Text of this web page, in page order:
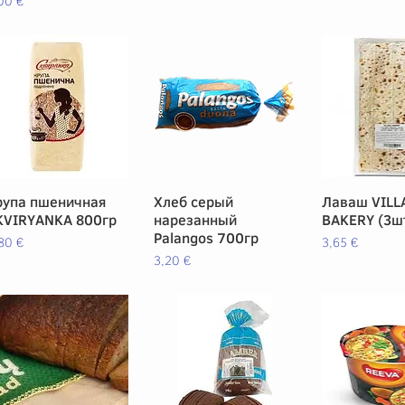
Vista rápida
пшеничная
800гр
€
Vista rápida
Хлеб серый
нарезанный
Palangos 700гр
Precio
3,20 €
Vista
Лаваш
BAKERY
Precio
3,65 €